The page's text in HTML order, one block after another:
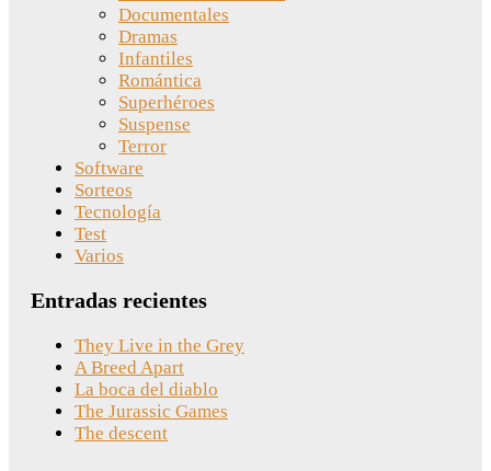
Documentales
Dramas
Infantiles
Romántica
Superhéroes
Suspense
Terror
Software
Sorteos
Tecnología
Test
Varios
Entradas recientes
They Live in the Grey
A Breed Apart
La boca del diablo
The Jurassic Games
The descent